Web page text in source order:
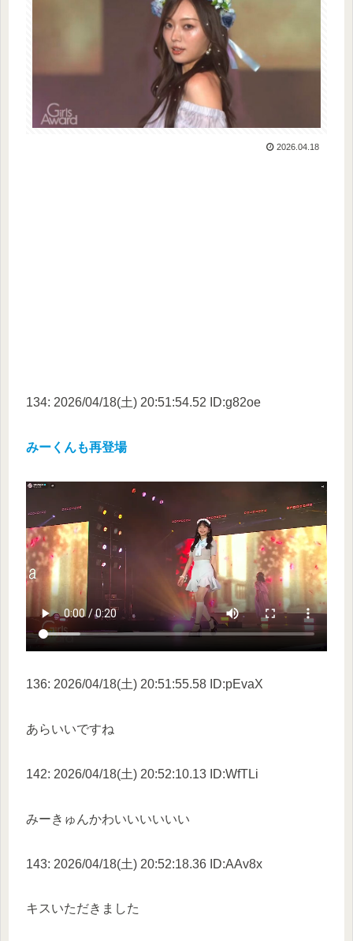
2026.04.18
134: 2026/04/18(土) 20:51:54.52 ID:g82oe
みーくんも再登場
136: 2026/04/18(土) 20:51:55.58 ID:pEvaX
あらいいですね
142: 2026/04/18(土) 20:52:10.13 ID:WfTLi
みーきゅんかわいいいいいい
143: 2026/04/18(土) 20:52:18.36 ID:AAv8x
キスいただきました